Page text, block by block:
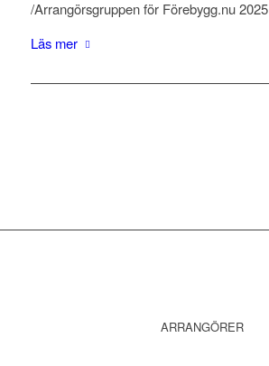
/Arrangörsgruppen för Förebygg.nu 2025
Läs mer
ARRANGÖRER